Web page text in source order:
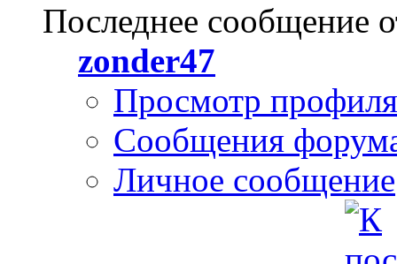
Последнее сообщение
zonder47
Просмотр профиля
Сообщения
Личное сообщение